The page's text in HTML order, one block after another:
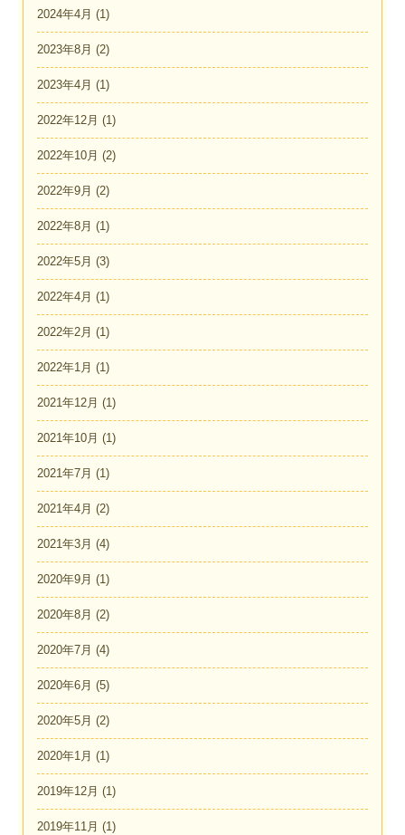
2024年4月 (1)
2023年8月 (2)
2023年4月 (1)
2022年12月 (1)
2022年10月 (2)
2022年9月 (2)
2022年8月 (1)
2022年5月 (3)
2022年4月 (1)
2022年2月 (1)
2022年1月 (1)
2021年12月 (1)
2021年10月 (1)
2021年7月 (1)
2021年4月 (2)
2021年3月 (4)
2020年9月 (1)
2020年8月 (2)
2020年7月 (4)
2020年6月 (5)
2020年5月 (2)
2020年1月 (1)
2019年12月 (1)
2019年11月 (1)